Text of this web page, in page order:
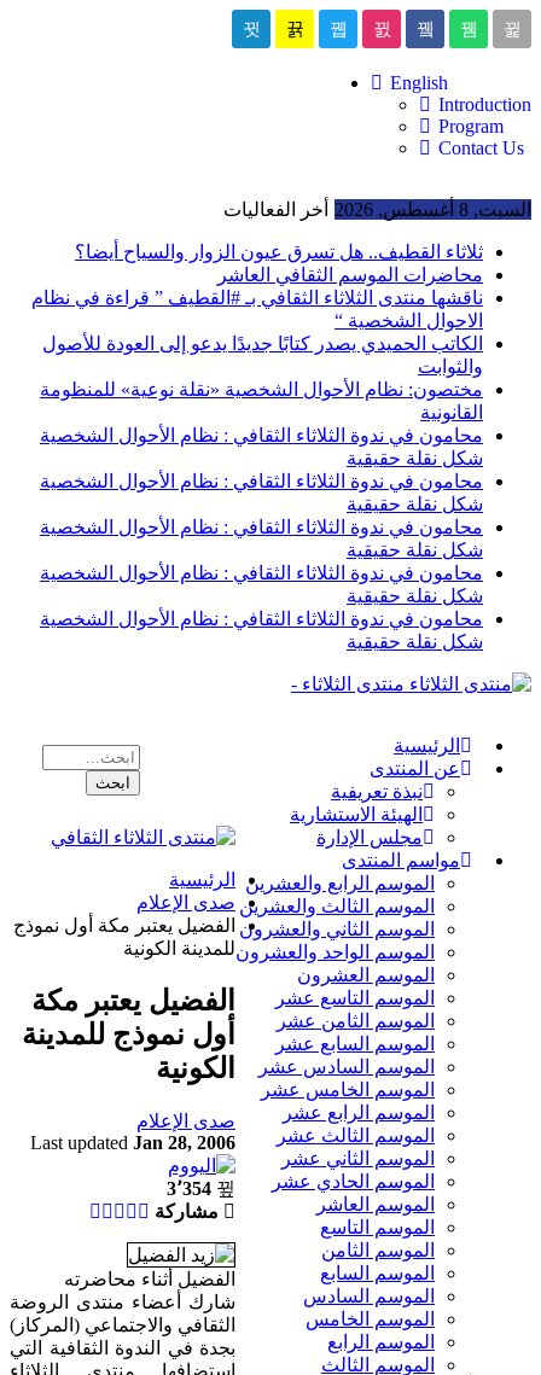
English
Introduction
Program
Contact Us
السبت, 8 أغسطس, 2026 أخر الفعاليات
ثلاثاء القطيف.. هل تسرق عيون الزوار والسياح أيضا؟
محاضرات الموسم الثقافي العاشر
ناقشها منتدى الثلاثاء الثقافي بـ #القطيف ” قراءة في نظام
الاحوال الشخصية “
الكاتب الحميدي يصدر كتابًا جديدًا يدعو إلى العودة للأصول
والثوابت
مختصون: نظام الأحوال الشخصية «نقلة نوعية» للمنظومة
القانونية
محامون في ندوة الثلاثاء الثقافي : نظام الأحوال الشخصية
شكل نقلة حقيقية
محامون في ندوة الثلاثاء الثقافي : نظام الأحوال الشخصية
شكل نقلة حقيقية
محامون في ندوة الثلاثاء الثقافي : نظام الأحوال الشخصية
شكل نقلة حقيقية
محامون في ندوة الثلاثاء الثقافي : نظام الأحوال الشخصية
شكل نقلة حقيقية
محامون في ندوة الثلاثاء الثقافي : نظام الأحوال الشخصية
شكل نقلة حقيقية
منتدى الثلاثاء -
الرئيسية
عن المنتدى
نبذة تعريفية
الهيئة الاستشارية
مجلس الإدارة
مواسم المنتدى
الموسم الرابع والعشرين
الموسم الثالث والعشرين
الموسم الثاني والعشرون
الموسم الواحد والعشرون
الموسم العشرون
الموسم التاسع عشر
الموسم الثامن عشر
الموسم السابع عشر
الموسم السادس عشر
الموسم الخامس عشر
الموسم الرابع عشر
الموسم الثالث عشر
الموسم الثاني عشر
الموسم الحادي عشر
الموسم العاشر
الموسم التاسع
الموسم الثامن
الموسم السابع
الموسم السادس
الموسم الخامس
الموسم الرابع
الموسم الثالث
الرئيسية
صدى الإعلام
الفضيل يعتبر مكة أول نموذج
للمدينة الكونية
الفضيل يعتبر مكة
أول نموذج للمدينة
الكونية
صدى الإعلام
Last updated Jan 28, 2006
3٬354
مشاركة
الفضيل أثناء محاضرته
شارك أعضاء منتدى الروضة
الثقافي والاجتماعي (المركاز)
بجدة في الندوة الثقافية التي
استضافها منتدى الثلاثاء